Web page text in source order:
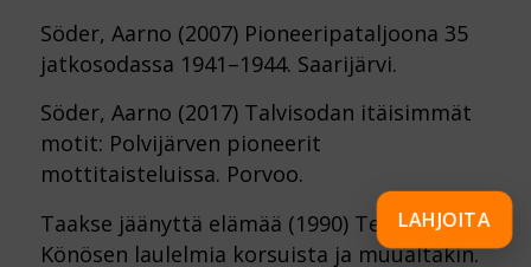
Söder, Aarno (2007) Pioneeripataljoona 35
jatkosodassa 1941–1944. Saarijärvi.
Söder, Aarno (2017) Talvisodan itäisimmät
motit: Polvijärven pioneerit
mottitaisteluissa. Porvoo.
Taakse jäänyttä elämää (1990) Terho A.
Könösen laulelmia korsuista ja muualtakin.
LAHJOITA